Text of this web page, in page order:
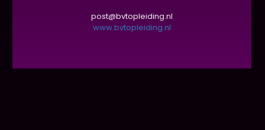
post@bvtopleiding.nl
www.bvtopleiding.nl